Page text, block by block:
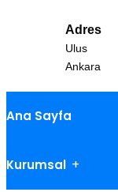
Adres
Ulus
Ankara
Ana Sayfa
Kurumsal